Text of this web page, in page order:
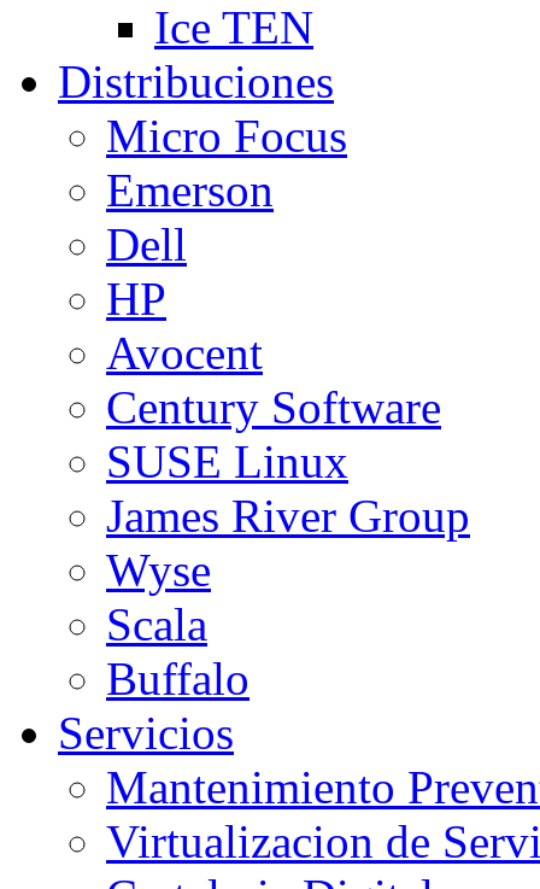
Ice TEN
Distribuciones
Micro Focus
Emerson
Dell
HP
Avocent
Century Software
SUSE Linux
James River Group
Wyse
Scala
Buffalo
Servicios
Mantenimiento
Virtualizacion de